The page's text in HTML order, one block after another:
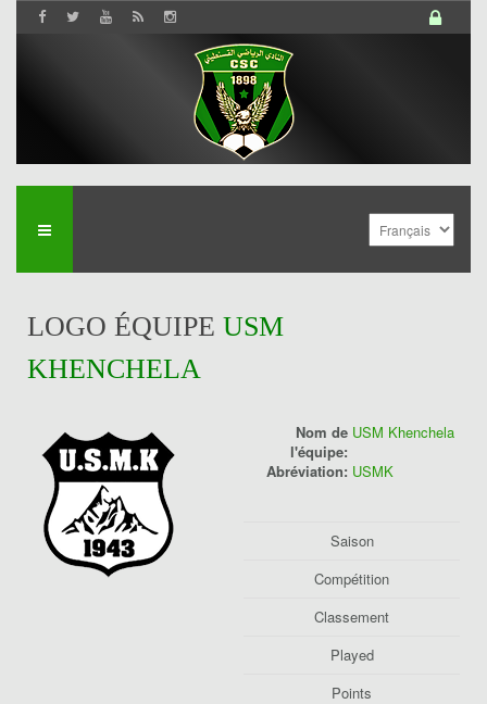
LOGO ÉQUIPE USM
KHENCHELA
Nom de
l'équipe:
USM Khenchela
Abréviation: USMK
History
Saison
Compétition
Classement
Played
Points